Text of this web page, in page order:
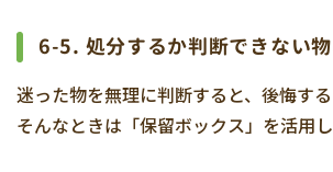
6-5. 処分するか判断できない
迷った物を無理に判断すると、後悔する
そんなときは「保留ボックス」を活用し